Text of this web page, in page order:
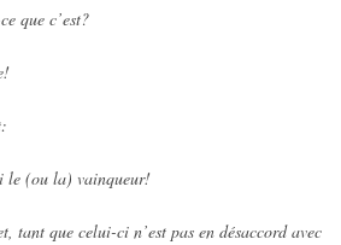
que c’est?
le (ou la) vainqueur!
tant que celui-ci n’est pas en désaccord avec